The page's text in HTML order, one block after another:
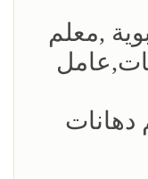
,معلم
دهانات